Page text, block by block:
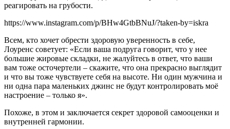
реагировать на грубости.
https://www.instagram.com/p/BHw4GtbBNuJ/?taken-by=iskra
Всем, кто хочет обрести здоровую уверенность в себе,
Лоуренс советует: «Если ваша подруга говорит, что у нее
большие жировые складки, не жалуйтесь в ответ, что ваши
вам тоже осточертели – скажите, что она прекрасно выглядит
и что вы тоже чувствуете себя на высоте. Ни один мужчина и
ни одна пара маленьких джинс не будут контролировать моё
настроение – только я».
Похоже, в этом и заключается секрет здоровой самооценки и
внутренней гармонии.